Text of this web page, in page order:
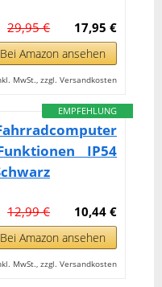
17,95 €
29,95 €
Bei Amazon ansehen
MwSt., zzgl. Versandkosten
EMPFEHLUNG
IP54
10,44 €
12,99 €
Bei Amazon ansehen
MwSt., zzgl. Versandkosten